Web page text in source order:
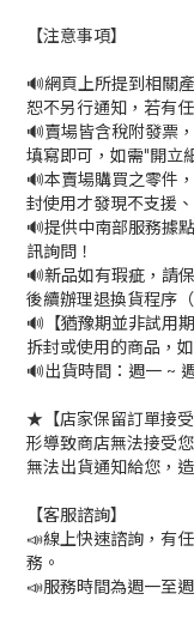
【注意事項】
🔊網頁上所提到相關
恕不另行通知，若有
🔊賣場皆含稅附發票
填寫即可，如需"開立
🔊本賣場購買之零件
封使用才發現不支援
🔊提供中南部服務據
訊詢問！
🔊新品如有瑕疵，請
後續辦理退換貨程序
🔊【猶豫期並非試用
拆封或使用的商品，
🔊出貨時間：週一 ~
★【店家保留訂單接
形導致商店無法接受
無法出貨通知給您，
【客服諮詢】
📣線上快速諮詢，有
務。
📣服務時間為週一至